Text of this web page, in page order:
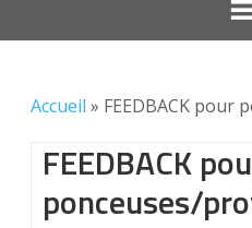
Accueil » FEEDBACK pour
FEEDBACK
ponceuses/